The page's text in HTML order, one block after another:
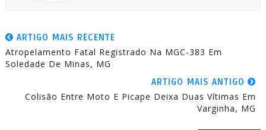
ARTIGO MAIS RECENTE
Atropelamento Fatal Registrado Na MGC-383 Em
Soledade De Minas, MG
ARTIGO MAIS ANTIGO
Colisão Entre Moto E Picape Deixa Duas Vítimas Em
Varginha, MG